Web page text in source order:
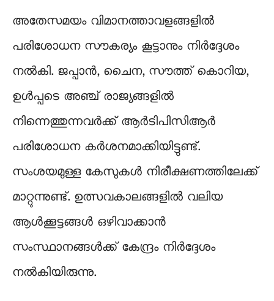
അതേസമയം വിമാനത്താവളങ്ങളിൽ
പരിശോധന സൗകര്യം കൂട്ടാനും നിർദ്ദേശം
നൽകി. ജപ്പാൻ, ചൈന, സൗത്ത് കൊറിയ,
ഉൾപ്പടെ അഞ്ച് രാജ്യങ്ങളിൽ
നിന്നെത്തുന്നവർക്ക് ആർടിപിസിആർ
പരിശോധന കർശനമാക്കിയിട്ടുണ്ട്.
സംശയമുള്ള കേസുകൾ നിരീക്ഷണത്തിലേക്ക്
മാറ്റുന്നുണ്ട്. ഉത്സവകാലങ്ങളിൽ വലിയ
ആൾക്കൂട്ടങ്ങൾ ഒഴിവാക്കാൻ
സംസ്ഥാനങ്ങൾക്ക് കേന്ദ്രം നിർദ്ദേശം
നൽകിയിരുന്നു.